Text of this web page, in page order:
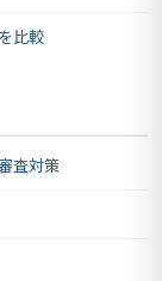
比較
査対策